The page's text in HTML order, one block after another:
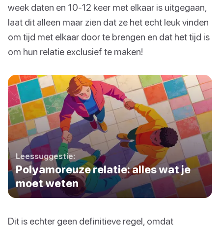
week daten en 10-12 keer met elkaar is uitgegaan,
laat dit alleen maar zien dat ze het echt leuk vinden
om tijd met elkaar door te brengen en dat het tijd is
om hun relatie exclusief te maken!
Leessuggestie:
Polyamoreuze relatie: alles wat je
moet weten
Dit is echter geen definitieve regel, omdat